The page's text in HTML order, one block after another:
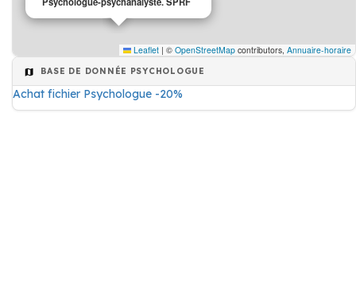
Leaflet | © OpenStreetMap contributors, Annuaire-horaire
BASE DE DONNÉE PSYCHOLOGUE
Achat fichier Psychologue -20%